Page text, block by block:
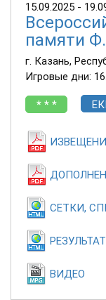
15.09.2025 -
памяти
г. Казань,
Игровые дни:
* * *
СЕТКИ,
ВИДЕО